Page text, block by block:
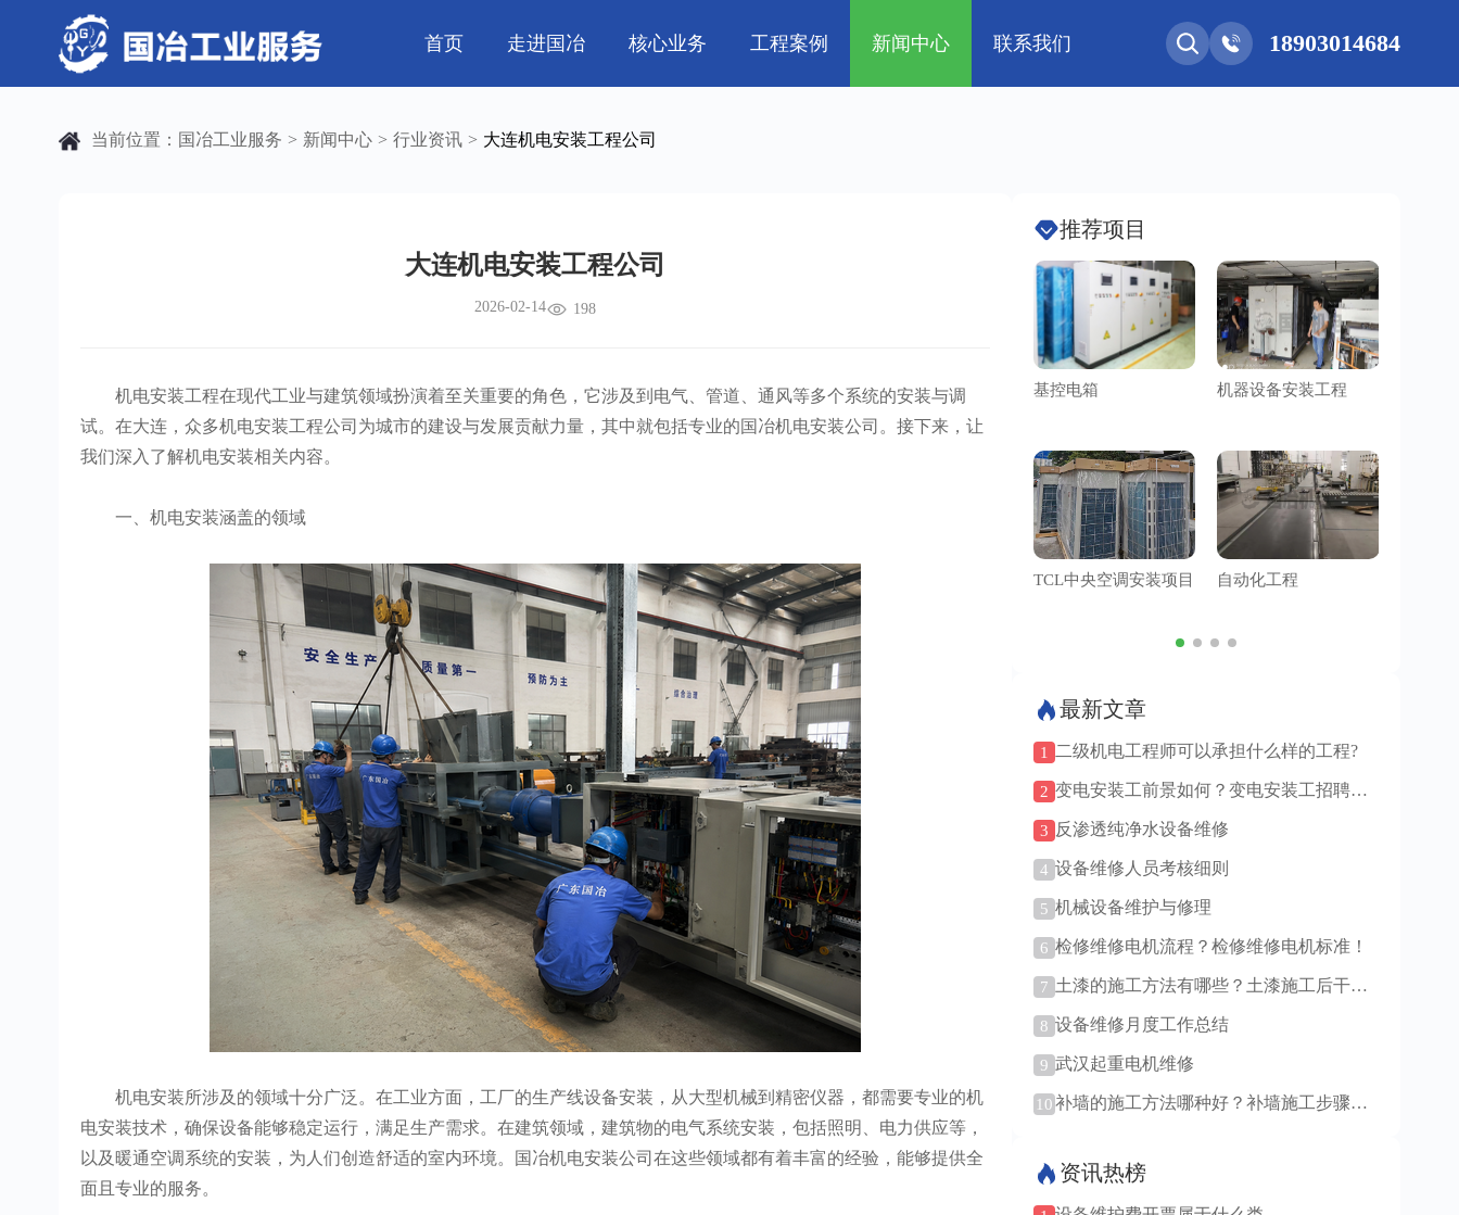
首页 走进国冶
公司简介 发展历程 企业文化
核心业务
电气工程 钢结构工程 管道工程
工程案例
芯片 • 半导体 人工智能 • 机器人 航天 • 低空
新闻中心
公司动态 行业资讯 工程技巧
联系我们 18903014684
当前位置： 国冶工业服务 > 新闻中心 > 行业资讯 > 大连机电安装工程公司
大连机电安装工程公司
2026-02-14 198
机电安装工程在现代工业与建筑领域扮演着至关重要的角色，它涉及到电气、管道、通风等多个系统的安装与调
试。在大连，众多机电安装工程公司为城市的建设与发展贡献力量，其中就包括专业的国冶机电安装公司。接下来，让
我们深入了解机电安装相关内容。
一、机电安装涵盖的领域
机电安装所涉及的领域十分广泛。在工业方面，工厂的生产线设备安装，从大型机械到精密仪器，都需要专业的机
电安装技术，确保设备能够稳定运行，满足生产需求。在建筑领域，建筑物的电气系统安装，包括照明、电力供应等，
以及暖通空调系统的安装，为人们创造舒适的室内环境。国冶机电安装公司在这些领域都有着丰富的经验，能够提供全
面且专业的服务。
推荐项目
基控电箱
TCL中央空调安装项目
机器设备安装工程
自动化工程
最新文章
1 二级机电工程师可以承担什么样的工程?
2 变电安装工前景如何？变电安装工招聘要
3 反渗透纯净水设备维修
4 设备维修人员考核细则
5 机械设备维护与修理
6 检修维修电机流程？检修维修电机标准！
7 土漆的施工方法有哪些？土漆施工后干燥
8 设备维修月度工作总结
9 武汉起重电机维修
10补墙的施工方法哪种好？补墙施工步骤详
资讯热榜